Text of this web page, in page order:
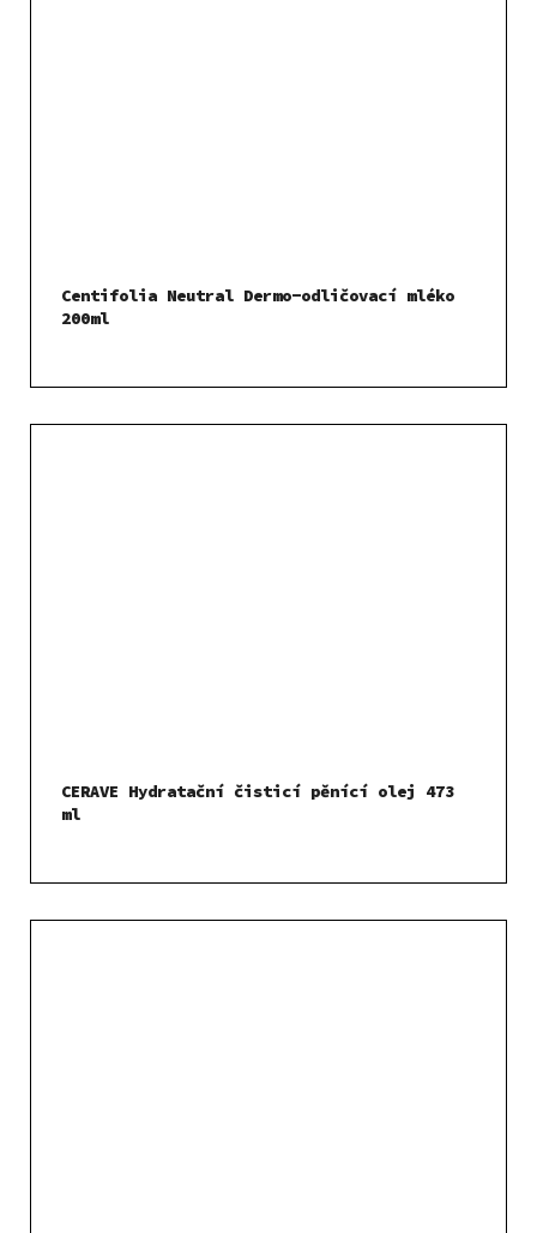
Centifolia Neutral Dermo-odličovací mléko
200ml
CERAVE Hydratační čisticí pěnící olej 473
ml